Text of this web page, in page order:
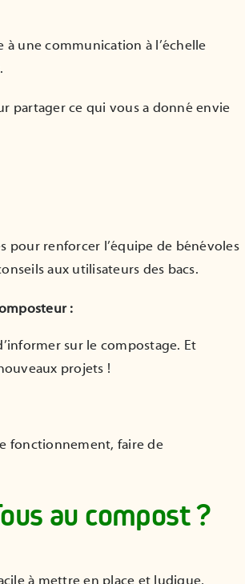
une communication à l’échelle
partager ce qui vous a donné envie
pour renforcer l’équipe de bénévoles
aux utilisateurs des bacs.
:
sur le compostage. Et
projets !
fonctionnement, faire de
au compost ?
à mettre en place et ludique,